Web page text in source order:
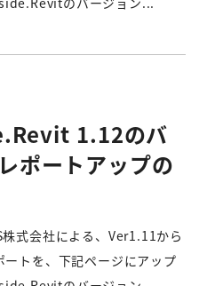
1.12のバ
ポートアップの
式会社による、Ver1.11から
トを、下記ページにアップ